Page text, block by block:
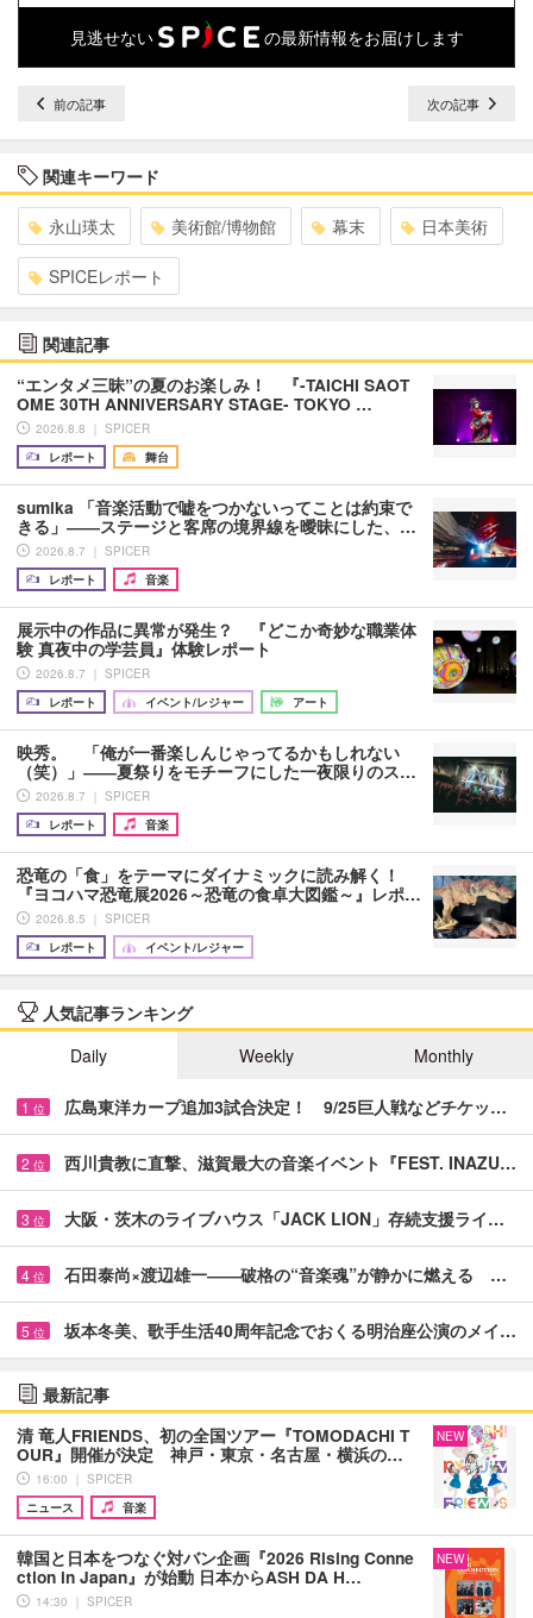
見逃せない の最新情報をお届けします
前の記事 次の記事
関連キーワード
永山瑛太 美術館/博物館 幕末 日本美術
SPICEレポート
関連記事
“エンタメ三昧”の夏のお楽しみ！ 『-TAICHI SAOT
OME 30TH ANNIVERSARY STAGE- TOKYO …
2026.8.8 ｜ SPICER
レポート
舞台
sumika 「音楽活動で嘘をつかないってことは約束で
きる」――ステージと客席の境界線を曖昧にした、…
2026.8.7 ｜ SPICER
レポート
音楽
展示中の作品に異常が発生？ 『どこか奇妙な職業体
験 真夜中の学芸員』体験レポート
2026.8.7 ｜ SPICER
レポート
イベント/レジャー アート
映秀。 「俺が一番楽しんじゃってるかもしれない
（笑）」――夏祭りをモチーフにした一夜限りのス…
2026.8.7 ｜ SPICER
レポート
音楽
恐竜の「食」をテーマにダイナミックに読み解く！
『ヨコハマ恐竜展2026～恐竜の食卓大図鑑～』レポ…
2026.8.5 ｜ SPICER
レポート
イベント/レジャー
人気記事ランキング
Daily
Weekly Monthly
1 位 広島東洋カープ追加3試合決定！ 9/25巨人戦などチケッ…
2 位 西川貴教に直撃、滋賀最大の音楽イベント『FEST. INAZU…
3 位 大阪・茨木のライブハウス「JACK LION」存続支援ライ…
4 位 石田泰尚×渡辺雄一――破格の“音楽魂”が静かに燃える …
5 位 坂本冬美、歌手生活40周年記念でおくる明治座公演のメイ…
最新記事
清 竜人FRIENDS、初の全国ツアー『TOMODACHI T
OUR』開催が決定 神戸・東京・名古屋・横浜の…
16:00 ｜ SPICER
ニュース
音楽
NEW
韓国と日本をつなぐ対バン企画『2026 Rising Conne
ction in Japan』が始動 日本からASH DA H…
14:30 ｜ SPICER
NEW